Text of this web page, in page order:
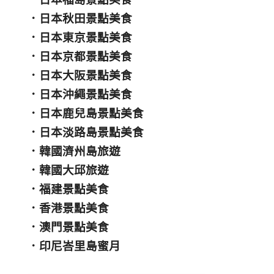
． 日本秋田景點美食
． 日本東京景點美食
． 日本京都景點美食
． 日本大阪景點美食
． 日本沖繩景點美食
． 日本鹿兒島景點美食
． 日本淡路島景點美食
．韓國濟州島旅遊
．韓國大邱旅遊
．福建景點美食
．香港景點美食
．澳門景點美食
． 印尼峇里島蜜月